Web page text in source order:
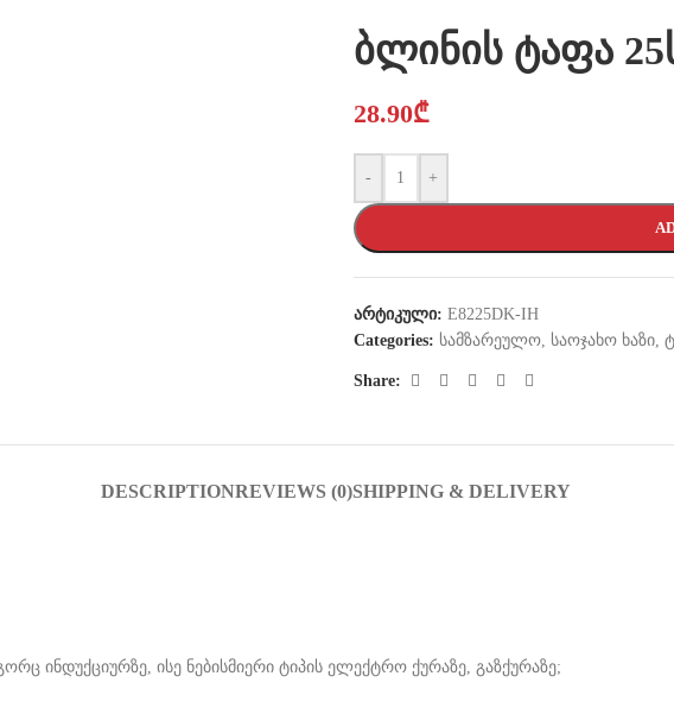
ბლინის ტაფა
28.90₾
- +
არტიკული: E8225DK-IH
Categories: სამზარეულო, საოჯახო ხაზი,
Share:
DESCRIPTIONREVIEWS (0)SHIPPING & DELIVERY
ინდუქციურზე, ისე ნებისმიერი ტიპის ელექტრო ქურაზე, გაზქურაზე;